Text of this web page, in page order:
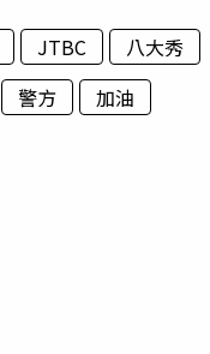
JTBC
八大秀
警方 加油